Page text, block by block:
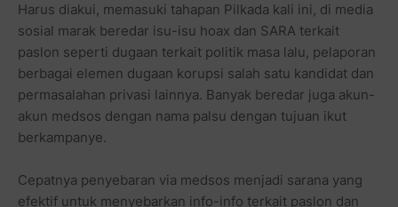
Harus diakui, memasuki tahapan Pilkada kali ini, di media
sosial marak beredar isu-isu hoax dan SARA terkait
paslon seperti dugaan terkait politik masa lalu, pelaporan
berbagai elemen dugaan korupsi salah satu kandidat dan
permasalahan privasi lainnya. Banyak beredar juga akun-
akun medsos dengan nama palsu dengan tujuan ikut
berkampanye.
Cepatnya penyebaran via medsos menjadi sarana yang
efektif untuk menyebarkan info-info terkait paslon dan